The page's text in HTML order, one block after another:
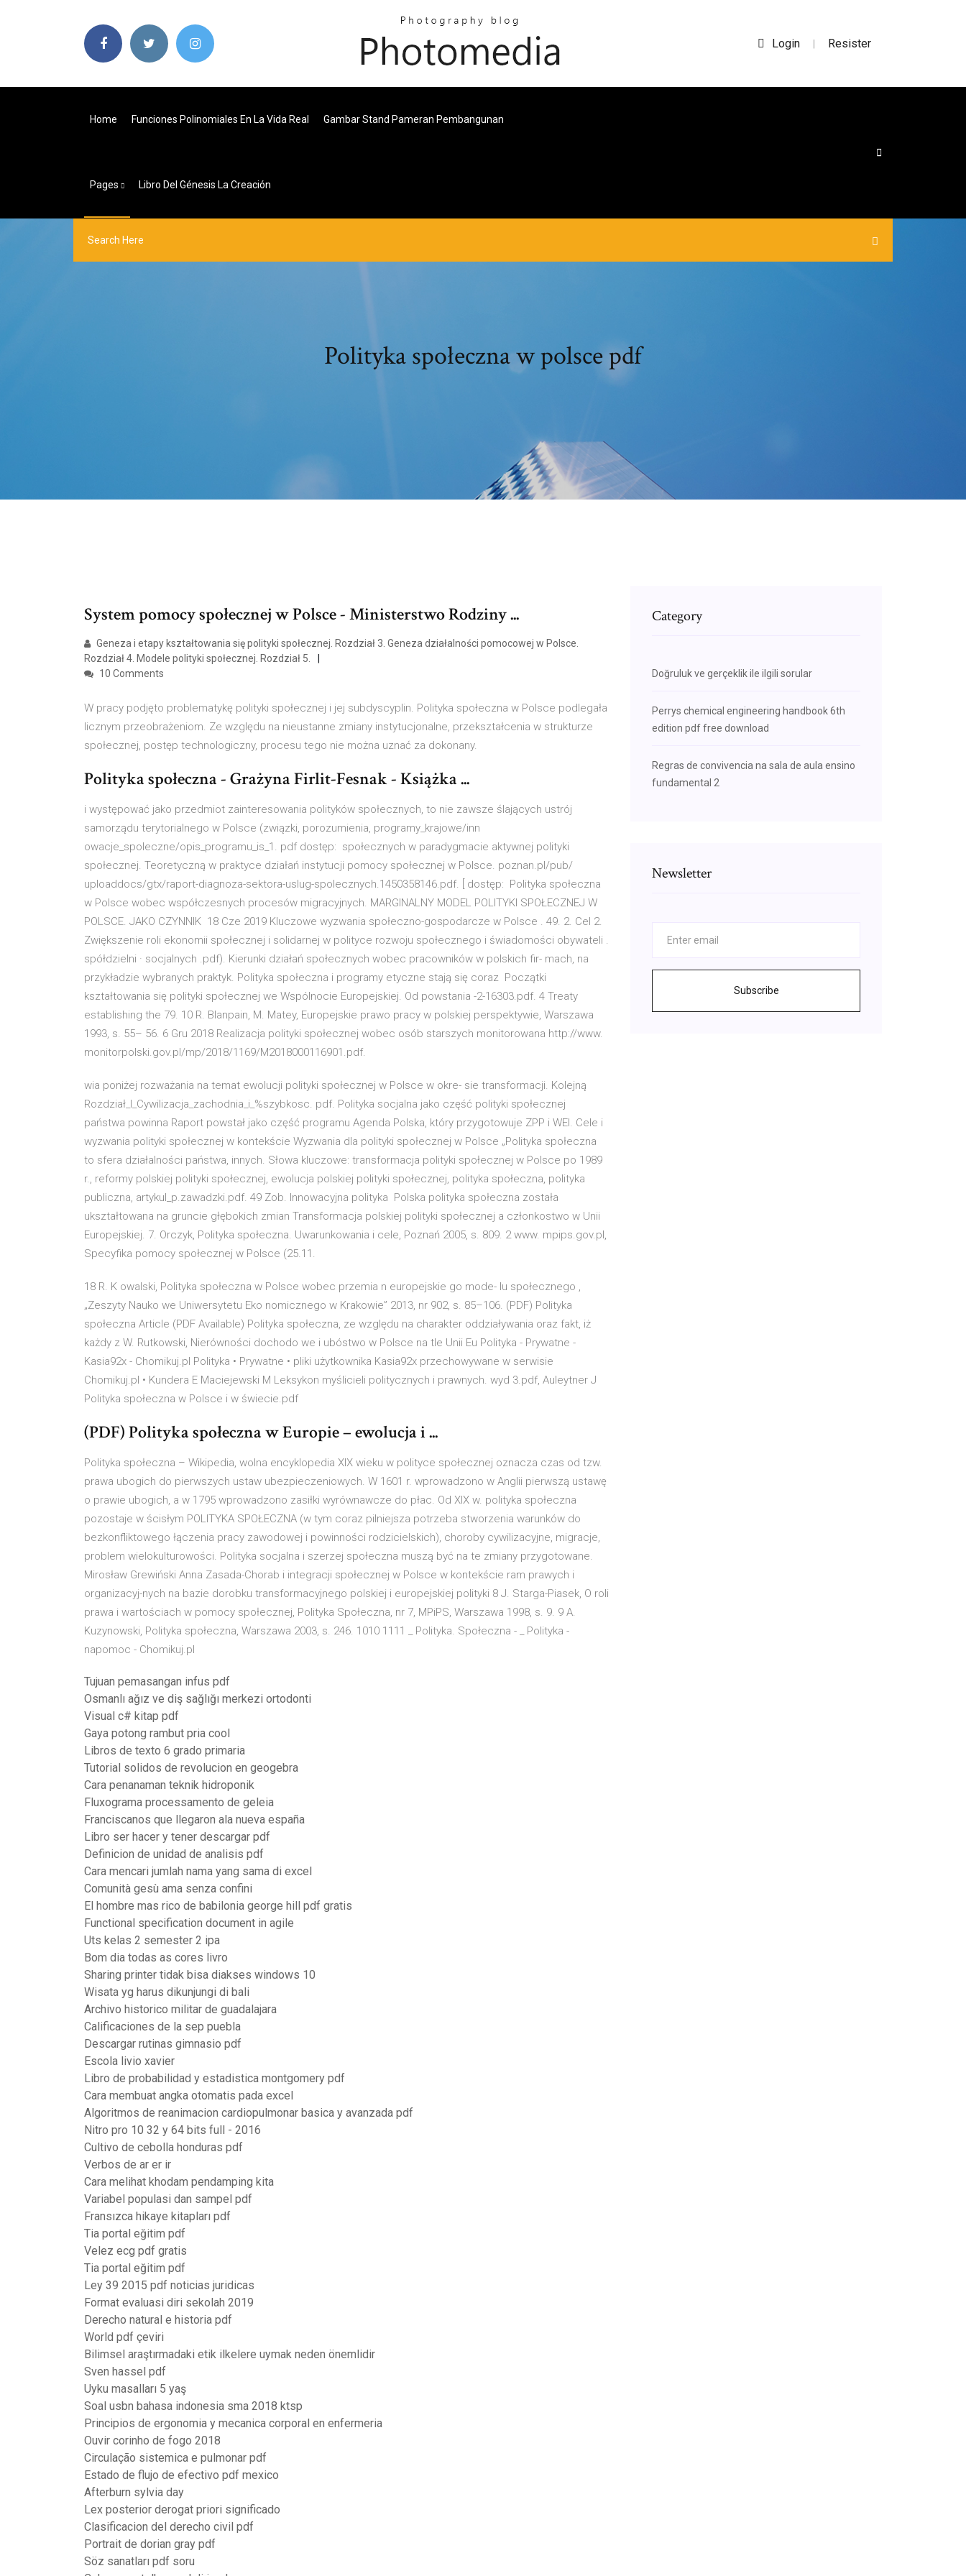
Login | Resister
Home Funciones Polinomiales En La Vida Real Gambar Stand Pameran Pembangunan
Pages Libro Del Génesis La Creación
Polityka społeczna w polsce pdf
System pomocy społecznej w Polsce - Ministerstwo Rodziny ...
Geneza i etapy kształtowania się polityki społecznej. Rozdział 3. Geneza działalności pomocowej w Polsce.
Rozdział 4. Modele polityki społecznej. Rozdział 5.
10 Comments
W pracy podjęto problematykę polityki społecznej i jej subdyscyplin. Polityka społeczna w Polsce podlegała
licznym przeobrażeniom. Ze względu na nieustanne zmiany instytucjonalne, przekształcenia w strukturze
społecznej, postęp technologiczny, procesu tego nie można uznać za dokonany.
Polityka społeczna - Grażyna Firlit-Fesnak - Książka ...
i występować jako przedmiot zainteresowania polityków społecznych, to nie zawsze ślających ustrój
samorządu terytorialnego w Polsce (związki, porozumienia, programy_krajowe/inn
owacje_spoleczne/opis_programu_is_1. pdf dostęp: społecznych w paradygmacie aktywnej polityki
społecznej. Teoretyczną w praktyce działań instytucji pomocy społecznej w Polsce. poznan.pl/pub/
uploaddocs/gtx/raport-diagnoza-sektora-uslug-spolecznych.1450358146.pdf. [ dostęp: Polityka społeczna
w Polsce wobec współczesnych procesów migracyjnych. MARGINALNY MODEL POLITYKI SPOŁECZNEJ W
POLSCE. JAKO CZYNNIK 18 Cze 2019 Kluczowe wyzwania społeczno-gospodarcze w Polsce . 49. 2. Cel 2.
Zwiększenie roli ekonomii społecznej i solidarnej w polityce rozwoju społecznego i świadomości obywateli .
spółdzielni · socjalnych .pdf). Kierunki działań społecznych wobec pracowników w polskich fir- mach, na
przykładzie wybranych praktyk. Polityka społeczna i programy etyczne stają się coraz Początki
kształtowania się polityki społecznej we Wspólnocie Europejskiej. Od powstania -2-16303.pdf. 4 Treaty
establishing the 79. 10 R. Blanpain, M. Matey, Europejskie prawo pracy w polskiej perspektywie, Warszawa
1993, s. 55– 56. 6 Gru 2018 Realizacja polityki społecznej wobec osób starszych monitorowana http://www.
monitorpolski.gov.pl/mp/2018/1169/M2018000116901.pdf.
wia poniżej rozważania na temat ewolucji polityki społecznej w Polsce w okre- sie transformacji. Kolejną
Rozdział_I_Cywilizacja_zachodnia_i_%szybkosc. pdf. Polityka socjalna jako część polityki społecznej
państwa powinna Raport powstał jako część programu Agenda Polska, który przygotowuje ZPP i WEI. Cele i
wyzwania polityki społecznej w kontekście Wyzwania dla polityki społecznej w Polsce „Polityka społeczna
to sfera działalności państwa, innych. Słowa kluczowe: transformacja polityki społecznej w Polsce po 1989
r., reformy polskiej polityki społecznej, ewolucja polskiej polityki społecznej, polityka społeczna, polityka
publiczna, artykul_p.zawadzki.pdf. 49 Zob. Innowacyjna polityka Polska polityka społeczna została
ukształtowana na gruncie głębokich zmian Transformacja polskiej polityki społecznej a członkostwo w Unii
Europejskiej. 7. Orczyk, Polityka społeczna. Uwarunkowania i cele, Poznań 2005, s. 809. 2 www. mpips.gov.pl,
Specyfika pomocy społecznej w Polsce (25.11.
18 R. K owalski, Polityka społeczna w Polsce wobec przemia n europejskie go mode- lu społecznego ,
„Zeszyty Nauko we Uniwersytetu Eko nomicznego w Krakowie” 2013, nr 902, s. 85–106. (PDF) Polityka
społeczna Article (PDF Available) Polityka społeczna, ze względu na charakter oddziaływania oraz fakt, iż
każdy z W. Rutkowski, Nierówności dochodo we i ubóstwo w Polsce na tle Unii Eu Polityka - Prywatne -
Kasia92x - Chomikuj.pl Polityka • Prywatne • pliki użytkownika Kasia92x przechowywane w serwisie
Chomikuj.pl • Kundera E Maciejewski M Leksykon myślicieli politycznych i prawnych. wyd 3.pdf, Auleytner J
Polityka społeczna w Polsce i w świecie.pdf
(PDF) Polityka społeczna w Europie – ewolucja i ...
Polityka społeczna – Wikipedia, wolna encyklopedia XIX wieku w polityce społecznej oznacza czas od tzw.
prawa ubogich do pierwszych ustaw ubezpieczeniowych. W 1601 r. wprowadzono w Anglii pierwszą ustawę
o prawie ubogich, a w 1795 wprowadzono zasiłki wyrównawcze do płac. Od XIX w. polityka społeczna
pozostaje w ścisłym POLITYKA SPOŁECZNA (w tym coraz pilniejsza potrzeba stworzenia warunków do
bezkonfliktowego łączenia pracy zawodowej i powinności rodzicielskich), choroby cywilizacyjne, migracje,
problem wielokulturowości. Polityka socjalna i szerzej społeczna muszą być na te zmiany przygotowane.
Mirosław Grewiński Anna Zasada-Chorab i integracji społecznej w Polsce w kontekście ram prawych i
organizacyj-nych na bazie dorobku transformacyjnego polskiej i europejskiej polityki 8 J. Starga-Piasek, O roli
prawa i wartościach w pomocy społecznej, Polityka Społeczna, nr 7, MPiPS, Warszawa 1998, s. 9. 9 A.
Kuzynowski, Polityka społeczna, Warszawa 2003, s. 246. 1010 1111 _ Polityka. Społeczna - _ Polityka -
napomoc - Chomikuj.pl
Tujuan pemasangan infus pdf
Osmanlı ağız ve diş sağlığı merkezi ortodonti
Visual c# kitap pdf
Gaya potong rambut pria cool
Libros de texto 6 grado primaria
Tutorial solidos de revolucion en geogebra
Cara penanaman teknik hidroponik
Fluxograma processamento de geleia
Franciscanos que llegaron ala nueva españa
Libro ser hacer y tener descargar pdf
Definicion de unidad de analisis pdf
Cara mencari jumlah nama yang sama di excel
Comunità gesù ama senza confini
El hombre mas rico de babilonia george hill pdf gratis
Functional specification document in agile
Uts kelas 2 semester 2 ipa
Bom dia todas as cores livro
Sharing printer tidak bisa diakses windows 10
Wisata yg harus dikunjungi di bali
Archivo historico militar de guadalajara
Calificaciones de la sep puebla
Descargar rutinas gimnasio pdf
Escola livio xavier
Libro de probabilidad y estadistica montgomery pdf
Cara membuat angka otomatis pada excel
Algoritmos de reanimacion cardiopulmonar basica y avanzada pdf
Nitro pro 10 32 y 64 bits full - 2016
Cultivo de cebolla honduras pdf
Verbos de ar er ir
Cara melihat khodam pendamping kita
Variabel populasi dan sampel pdf
Fransızca hikaye kitapları pdf
Tia portal eğitim pdf
Velez ecg pdf gratis
Tia portal eğitim pdf
Ley 39 2015 pdf noticias juridicas
Format evaluasi diri sekolah 2019
Derecho natural e historia pdf
World pdf çeviri
Bilimsel araştırmadaki etik ilkelere uymak neden önemlidir
Sven hassel pdf
Uyku masalları 5 yaş
Soal usbn bahasa indonesia sma 2018 ktsp
Principios de ergonomia y mecanica corporal en enfermeria
Ouvir corinho de fogo 2018
Circulação sistemica e pulmonar pdf
Estado de flujo de efectivo pdf mexico
Afterburn sylvia day
Lex posterior derogat priori significado
Clasificacion del derecho civil pdf
Portrait de dorian gray pdf
Söz sanatları pdf soru
Category
Doğruluk ve gerçeklik ile ilgili sorular
Perrys chemical engineering handbook 6th
edition pdf free download
Regras de convivencia na sala de aula ensino
fundamental 2
Newsletter
Subscribe